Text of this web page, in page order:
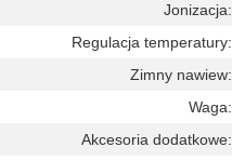
Jonizacja:
Regulacja temperatury:
Zimny nawiew:
Waga:
Akcesoria dodatkowe: